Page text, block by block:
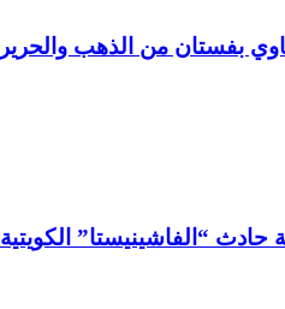
بفستان من الذهب والحرير
“الفاشينيستا” الكويتية